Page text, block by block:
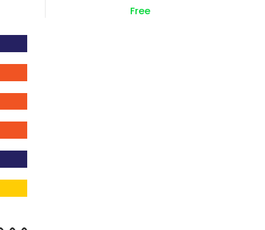
Free